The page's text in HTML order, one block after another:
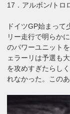
17．アルボン/ト
ドイツGP始まっ
リー走行で明らか
のパワーユニット
ェラーリは予選も
を攻めすぎたらし
れなかった。この